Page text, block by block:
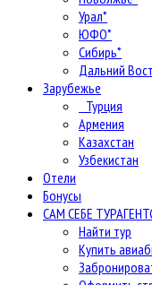
Урал*
ЮФО*
Сибирь*
Дальний
Зарубежье
Турция
Армения
Казахстан
Узбекистан
Отели
Бонусы
САМ СЕБЕ
Найти тур
Купить